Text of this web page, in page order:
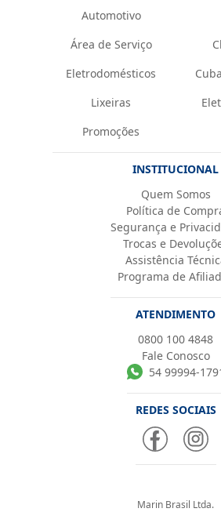
Automotivo
Área de Serviço
Eletrodomésticos
Lixeiras
Promoções
INSTITUCIONAL
Quem Somos
Política de
Segurança e
Trocas e
Assistência
Programa de
ATENDIMENTO
0800 100 4848
Fale Conosco
54 99994-
REDES SOCIAIS
Marin Brasil Ltda.